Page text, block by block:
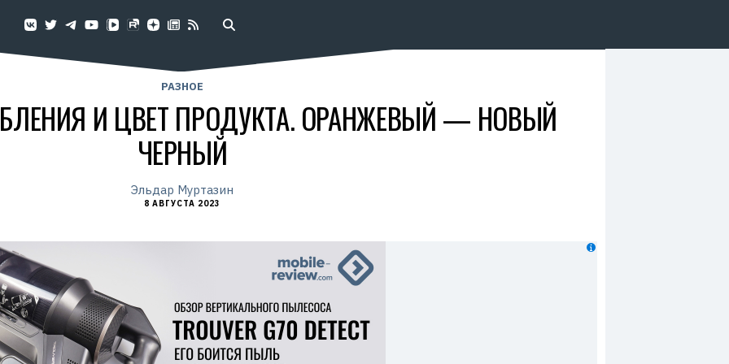
РАЗНОЕ
И ЦВЕТ ПРОДУКТА. ОРАНЖЕВЫЙ — НОВЫЙ
ЧЕРНЫЙ
Эльдар Муртазин
8 АВГУСТА 2023